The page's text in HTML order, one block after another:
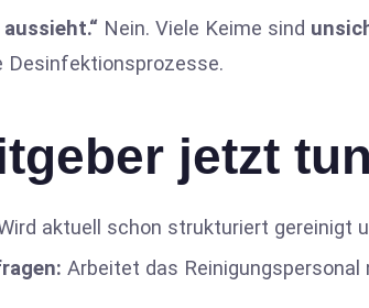
aussieht.“ Nein. Viele Keime sind
Desinfektionsprozesse.
jetzt
aktuell schon strukturiert gereinigt
Arbeitet das